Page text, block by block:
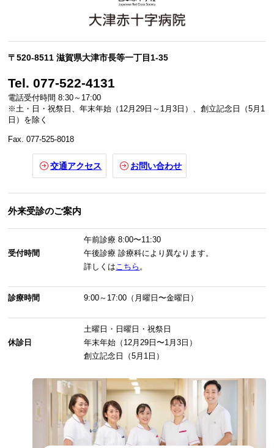
〒520-8511 滋賀県大津市長等一丁目1-35
Tel. 077-522-4131
電話受付時間 8:30～17:00
※土・日・祝祭日、年末年始（12月29日～1月3日）、創立記念日（5月1
日）を除く
Fax. 077-525-8018
交通アクセス お問い合わせ
外来受診のご案内
受付時間
午前診療8:00〜11:30
午後診療診療科により異なります。
詳しくはこちら 。
診療時間 9:00～17:00（月曜日〜金曜日）
休診日
土曜日・日曜日・祝祭日
年末年始（12月29日〜1月3日）
創立記念日（5月1日）